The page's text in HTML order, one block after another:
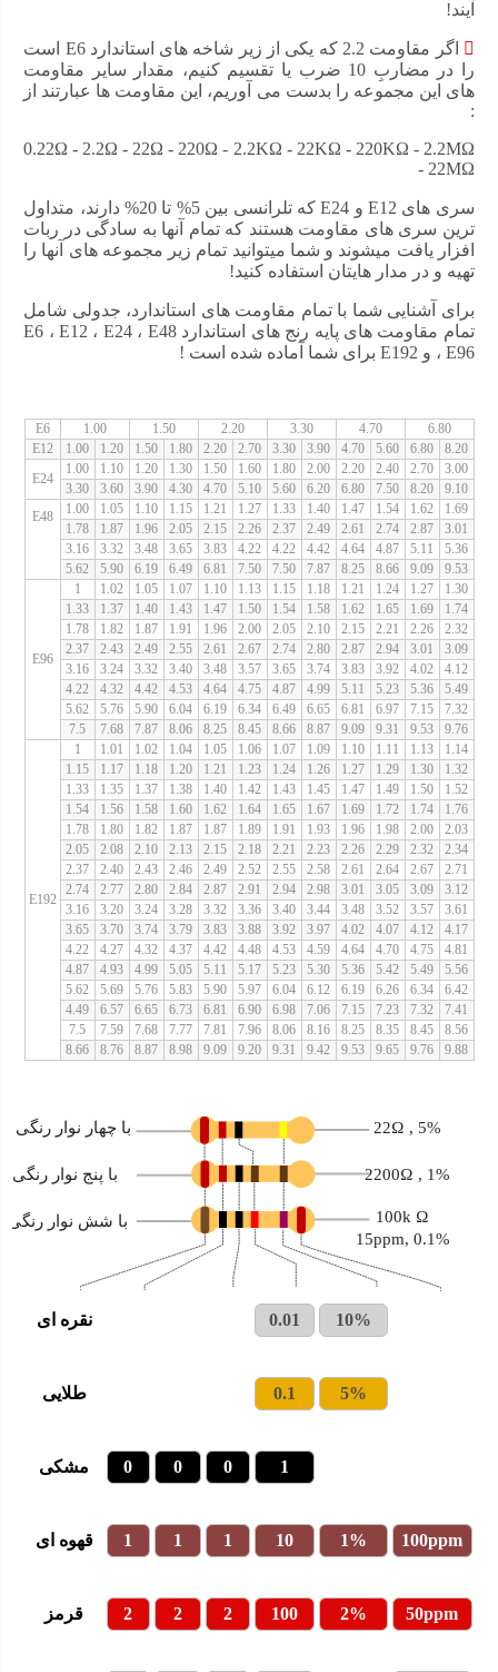
آیند!
اگر مقاومت 2.2 که یکی از زیر شاخه های استاندارد E6 است
را در مضاربِ 10 ضرب یا تقسیم کنیم، مقدار سایر مقاومت
های این مجموعه را بدست می آوریم، این مقاومت ها عبارتند از
:
0.22Ω - 2.2Ω - 22Ω - 220Ω - 2.2KΩ - 22KΩ - 220KΩ - 2.2MΩ
- 22MΩ
سری های E12 و E24 که تلرانسی بین 5% تا 20% دارند، متداول
ترین سری های مقاومت هستند که تمام آنها به سادگی در ربات
افزار یافت میشوند و شما میتوانید تمام زیر مجموعه های آنها را
تهیه و در مدار هایتان استفاده کنید!
برای آشنایی شما با تمام مقاومت های استاندارد، جدولی شامل
تمام مقاومت های پایه رنج های استاندارد E6 ، E12 ، E24 ، E48
، E96 و E192 برای شما آماده شده است !
6.80
4.70
3.30
2.20
1.50
1.00
E6
8.20
6.80
5.60
4.70
3.90
3.30
2.70
2.20
1.80
1.50
1.20
1.00
E12
3.00
2.70
2.40
2.20
2.00
1.80
1.60
1.50
1.30
1.20
1.10
1.00
E24
9.10
8.20
7.50
6.80
6.20
5.60
5.10
4.70
4.30
3.90
3.60
3.30
1.69
1.62
1.54
1.47
1.40
1.33
1.27
1.21
1.15
1.10
1.05
1.00
E48
3.01
2.87
2.74
2.61
2.49
2.37
2.26
2.15
2.05
1.96
1.87
1.78
5.36
5.11
4.87
4.64
4.42
4.22
4.22
3.83
3.65
3.48
3.32
3.16
9.53
9.09
8.66
8.25
7.87
7.50
7.50
6.81
6.49
6.19
5.90
5.62
1.30
1.27
1.24
1.21
1.18
1.15
1.13
1.10
1.07
1.05
1.02
1
E96
1.74
1.69
1.65
1.62
1.58
1.54
1.50
1.47
1.43
1.40
1.37
1.33
2.32
2.26
2.21
2.15
2.10
2.05
2.00
1.96
1.91
1.87
1.82
1.78
3.09
3.01
2.94
2.87
2.80
2.74
2.67
2.61
2.55
2.49
2.43
2.37
4.12
4.02
3.92
3.83
3.74
3.65
3.57
3.48
3.40
3.32
3.24
3.16
5.49
5.36
5.23
5.11
4.99
4.87
4.75
4.64
4.53
4.42
4.32
4.22
7.32
7.15
6.97
6.81
6.65
6.49
6.34
6.19
6.04
5.90
5.76
5.62
9.76
9.53
9.31
9.09
8.87
8.66
8.45
8.25
8.06
7.87
7.68
7.5
1.14
1.13
1.11
1.10
1.09
1.07
1.06
1.05
1.04
1.02
1.01
1
E192
1.32
1.30
1.29
1.27
1.26
1.24
1.23
1.21
1.20
1.18
1.17
1.15
1.52
1.50
1.49
1.47
1.45
1.43
1.42
1.40
1.38
1.37
1.35
1.33
1.76
1.74
1.72
1.69
1.67
1.65
1.64
1.62
1.60
1.58
1.56
1.54
2.03
2.00
1.98
1.96
1.93
1.91
1.89
1.87
1.87
1.82
1.80
1.78
2.34
2.32
2.29
2.26
2.23
2.21
2.18
2.15
2.13
2.10
2.08
2.05
2.71
2.67
2.64
2.61
2.58
2.55
2.52
2.49
2.46
2.43
2.40
2.37
3.12
3.09
3.05
3.01
2.98
2.94
2.91
2.87
2.84
2.80
2.77
2.74
3.61
3.57
3.52
3.48
3.44
3.40
3.36
3.32
3.28
3.24
3.20
3.16
4.17
4.12
4.07
4.02
3.97
3.92
3.88
3.83
3.79
3.74
3.70
3.65
4.81
4.75
4.70
4.64
4.59
4.53
4.48
4.42
4.37
4.32
4.27
4.22
5.56
5.49
5.42
5.36
5.30
5.23
5.17
5.11
5.05
4.99
4.93
4.87
6.42
6.34
6.26
6.19
6.12
6.04
5.97
5.90
5.83
5.76
5.69
5.62
7.41
7.32
7.23
7.15
7.06
6.98
6.90
6.81
6.73
6.65
6.57
4.49
8.56
8.45
8.35
8.25
8.16
8.06
7.96
7.81
7.77
7.68
7.59
7.5
9.88
9.76
9.65
9.53
9.42
9.31
9.20
9.09
8.98
8.87
8.76
8.66
با چهار نوار رنگی
با پنج نوار رنگی
با شش نوار رنگی
22Ω , 5%
2200Ω , 1%
100k Ω
0.1% ,15ppm
نقره ای 0.01 10%
طلایی 0.1 5%
مشکی 0 0 0 1
قهوه ای 1 1 1 10 1% 100ppm
قرمز 2 2 2 100 2% 50ppm